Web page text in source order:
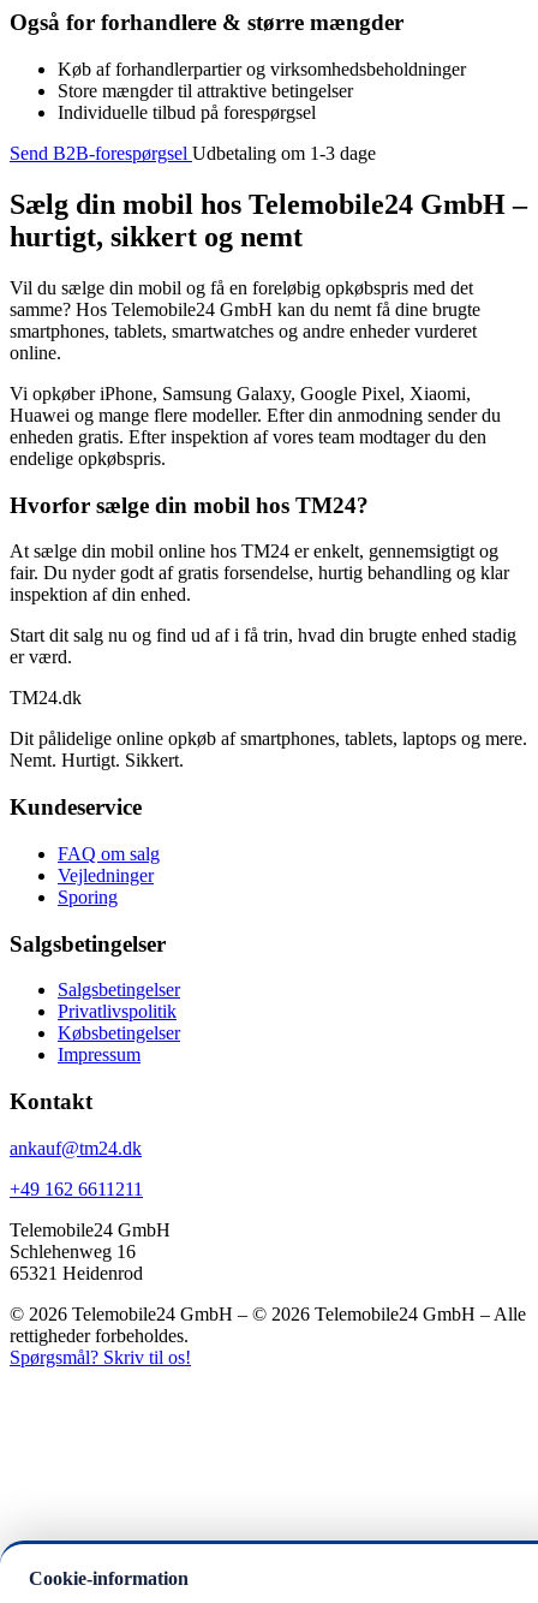
Også for forhandlere & større mængder
Køb af forhandlerpartier og virksomhedsbeholdninger
Store mængder til attraktive betingelser
Individuelle tilbud på forespørgsel
Send B2B-forespørgsel Udbetaling om 1-3 dage
Sælg din mobil hos Telemobile24 GmbH –
hurtigt, sikkert og nemt
Vil du sælge din mobil og få en foreløbig opkøbspris med det
samme? Hos Telemobile24 GmbH kan du nemt få dine brugte
smartphones, tablets, smartwatches og andre enheder vurderet
online.
Vi opkøber iPhone, Samsung Galaxy, Google Pixel, Xiaomi,
Huawei og mange flere modeller. Efter din anmodning sender du
enheden gratis. Efter inspektion af vores team modtager du den
endelige opkøbspris.
Hvorfor sælge din mobil hos TM24?
At sælge din mobil online hos TM24 er enkelt, gennemsigtigt og
fair. Du nyder godt af gratis forsendelse, hurtig behandling og klar
inspektion af din enhed.
Start dit salg nu og find ud af i få trin, hvad din brugte enhed stadig
er værd.
TM24.dk
Dit pålidelige online opkøb af smartphones, tablets, laptops og mere.
Nemt. Hurtigt. Sikkert.
Kundeservice
FAQ om salg
Vejledninger
Sporing
Salgsbetingelser
Salgsbetingelser
Privatlivspolitik
Købsbetingelser
Impressum
Kontakt
ankauf@tm24.dk
+49 162 6611211
Telemobile24 GmbH
Schlehenweg 16
65321 Heidenrod
© 2026 Telemobile24 GmbH – © 2026 Telemobile24 GmbH – Alle
rettigheder forbeholdes.
Spørgsmål? Skriv til os!
Cookie-information